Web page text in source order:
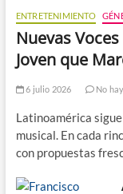
ENTRETENIMIENTO
Nuevas
Joven que
6 julio 2026 No
Latinoamérica
musical. En cada
con propuestas